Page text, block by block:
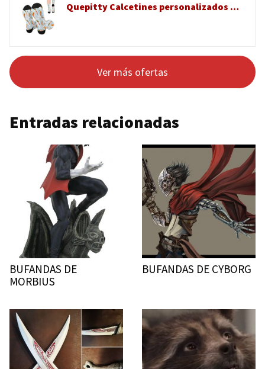
Quepitty Calcetines personalizados con nombre de cara con imagen, calcetines personalizados para hombre, calcetines divertidos para hombres y mujeres, Custom 733, One Size
Ver más ofertas
Entradas relacionadas
BUFANDAS DE
MORBIUS
BUFANDAS DE CYBORG